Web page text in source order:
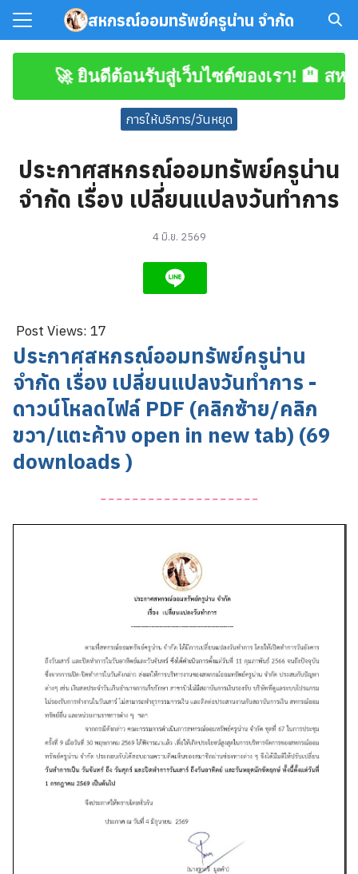
Skip
content
สหกรณ์ออมทรัพย์ครูน่าน จำกัด
🚀 ยินดีต้อนรับสู่เว็บไซต์ของเรา! 🏨 สหกร
การให้บริการ/วันหยุด
ประกาศสหกรณ์ออมทรัพย์ครูน่าน
จำกัด เรื่อง เปลี่ยนแปลงวันทำการ
4 มิ.ย. 2569
Post Views: 17
ประกาศสหกรณ์ออมทรัพย์ครูน่าน
จำกัด เรื่อง เปลี่ยนแปลงวันทำการ -
ดาวน์โหลดไฟล์ PDF (คลิกซ้าย/คลิก
ขวา/แตะค้าง open in new tab) (69
downloads )